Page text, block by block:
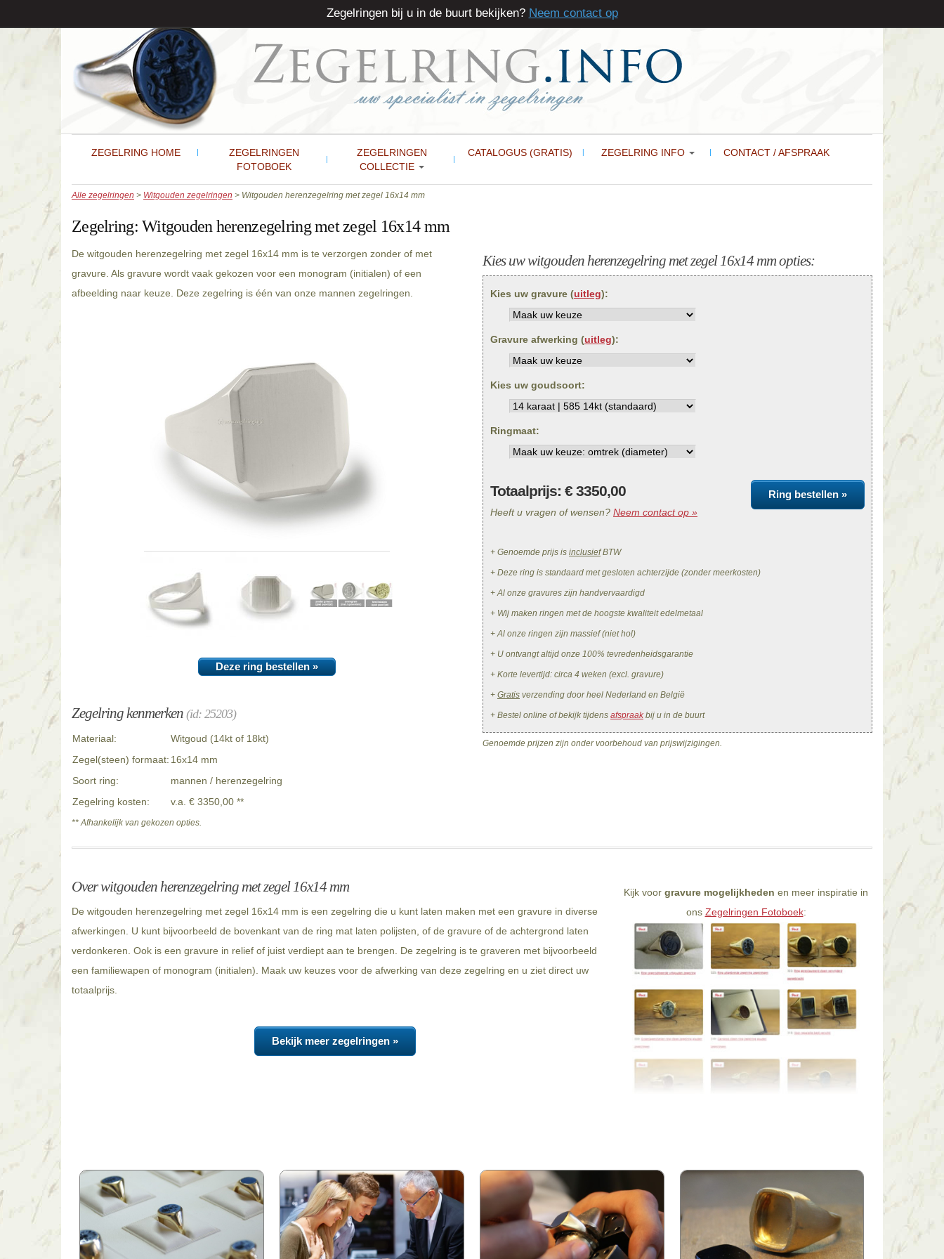
ZEGELRING HOME
ZEGELRINGEN
FOTOBOEK
ZEGELRINGEN
COLLECTIE
CATALOGUS (GRATIS) ZEGELRING INFO CONTACT / AFSPRAAK
Alle zegelringen > Witgouden zegelringen > Witgouden herenzegelring met zegel 16x14 mm
Zegelring:Witgouden herenzegelring met zegel 16x14 mm
De witgouden herenzegelring met zegel 16x14 mm is te verzorgen zonder of met
gravure. Als gravure wordt vaak gekozen voor een monogram (initialen) of een
afbeelding naar keuze. Deze zegelring is één van onze mannen zegelringen.
Deze ring bestellen »
Zegelring kenmerken (id: 25203)
Materiaal:
Witgoud (14kt of 18kt)
Zegel(steen) formaat: 16x14 mm
Soort ring:
mannen / herenzegelring
Zegelring kosten:
v.a. € 3350,00 **
** Afhankelijk van gekozen opties.
Kies uw witgouden herenzegelring met zegel 16x14 mm opties:
Kies uw gravure (uitleg):
Gravure afwerking (uitleg):
Kies uw goudsoort:
Ringmaat:
Ring bestellen »
Totaalprijs: €3350,00
Heeft u vragen of wensen? Neem contact op »
+ Genoemde prijs is inclusiefBTW
+ Deze ring is standaard met gesloten achterzijde (zonder meerkosten)
+ Al onze gravures zijn handvervaardigd
+ Wij maken ringen met de hoogste kwaliteit edelmetaal
+ Al onze ringen zijn massief (niet hol)
+ U ontvangt altijd onze 100% tevredenheidsgarantie
+ Korte levertijd: circa 4 weken (excl. gravure)
+ Gratis verzending door heel Nederland en België
+ Bestel online of bekijk tijdens afspraakbij u in de buurt
Genoemde prijzen zijn onder voorbehoud van prijswijzigingen.
Over witgouden herenzegelring met zegel 16x14 mm
De witgouden herenzegelring met zegel 16x14 mm is een zegelring die u kunt laten maken met een gravure in diverse
afwerkingen. U kunt bijvoorbeeld de bovenkant van de ring mat laten polijsten, of de gravure of de achtergrond laten
verdonkeren. Ook is een gravure in relief of juist verdiept aan te brengen. De zegelring is te graveren met bijvoorbeeld
een familiewapen of monogram (initialen). Maak uw keuzes voor de afwerking van deze zegelring en u ziet direct uw
totaalprijs.
Bekijk meer zegelringen »
Kijk voor gravure mogelijkheden en meer inspiratie in
ons Zegelringen Fotoboek:
Zegelringen bij u in de buurt bekijken? Neem contact op